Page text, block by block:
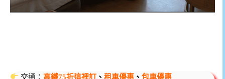
交通：高鐵75折這裡訂 、租車優惠 、包車優惠